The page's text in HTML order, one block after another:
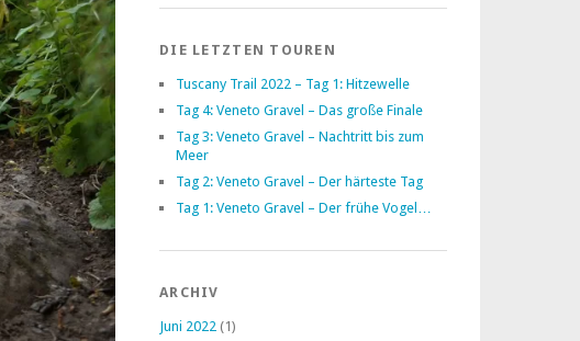
DIE LETZTEN TOUREN
Tuscany Trail 2022 – Tag 1: Hitzewelle
Tag 4: Veneto Gravel – Das große Finale
Tag 3: Veneto Gravel – Nachtritt bis zum
Meer
Tag 2: Veneto Gravel – Der härteste Tag
Tag 1: Veneto Gravel – Der frühe Vogel…
ARCHIV
Juni 2022 (1)